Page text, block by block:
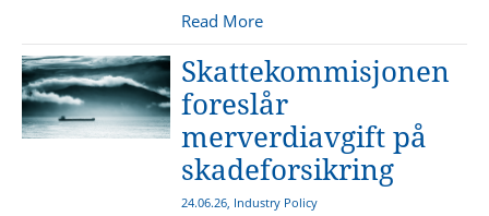
Read More
Skattekommisjonen
foreslår
merverdiavgift på
skadeforsikring
24.06.26, Industry Policy